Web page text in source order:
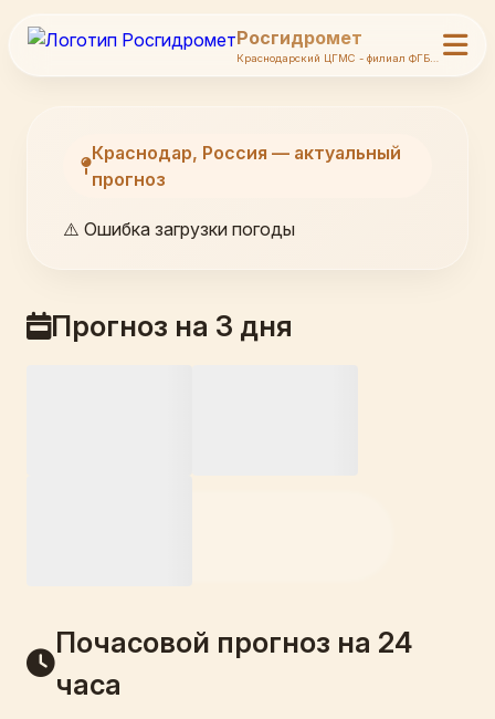
Росгидромет
Краснодар, Россия — актуальный
прогноз
⚠️ Ошибка загрузки погоды
Прогноз на 3 дня
Почасовой прогноз на 24
часа